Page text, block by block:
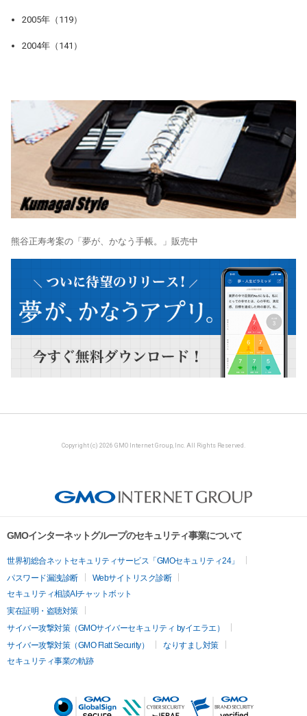
2005年（119）
2004年（141）
熊谷正寿考案の「夢が、かなう手帳。」販売中
Copyright (c) 2026 GMO Internet Group, Inc. All Rights Reserved.
GMOインターネットグループのセキュリティ事業について
世界初総合ネットセキュリティサービス「GMOセキュリティ24」
パスワード漏洩診断
Webサイトリスク診断
セキュリティ相談AIチャットボット
実在証明・盗聴対策
サイバー攻撃対策（GMOサイバーセキュリティ byイエラエ）
サイバー攻撃対策（GMO Flatt Security）
なりすまし対策
セキュリティ事業の軌跡